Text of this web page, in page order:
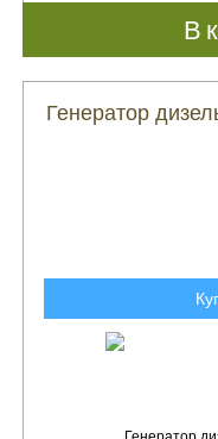
В
Генератор